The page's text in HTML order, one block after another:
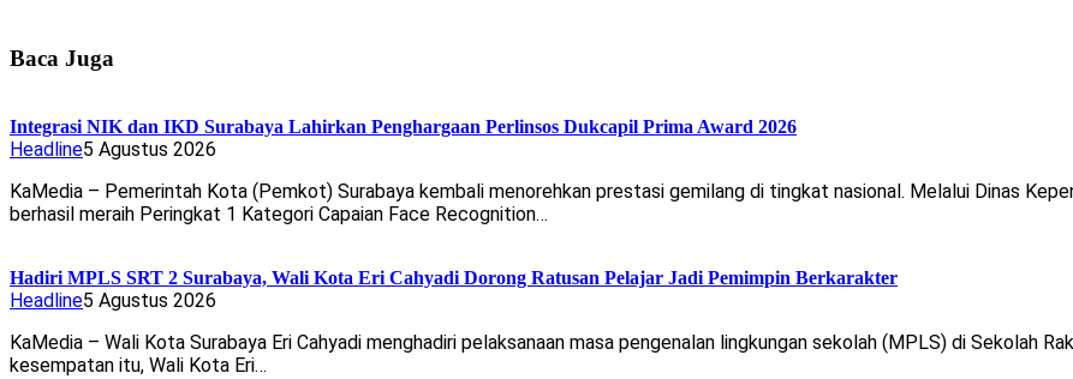
Baca Juga
Integrasi NIK dan IKD Surabaya Lahirkan Penghargaan Perlinsos Dukcapil Prima Award 2026
Headline5 Agustus 2026
KaMedia – Pemerintah Kota (Pemkot) Surabaya kembali menorehkan prestasi gemilang di tingkat nasional. Melalui Dinas
berhasil meraih Peringkat 1 Kategori Capaian Face Recognition…
Hadiri MPLS SRT 2 Surabaya, Wali Kota Eri Cahyadi Dorong Ratusan Pelajar Jadi Pemimpin Berkarakter
Headline5 Agustus 2026
KaMedia – Wali Kota Surabaya Eri Cahyadi menghadiri pelaksanaan masa pengenalan lingkungan sekolah (MPLS) di Sekolah
kesempatan itu, Wali Kota Eri…